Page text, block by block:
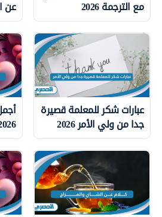
مع الترجمة 2026 عن
عبارات شكر للمعلمة قصيرة
جدا من ولي الأمر 2026